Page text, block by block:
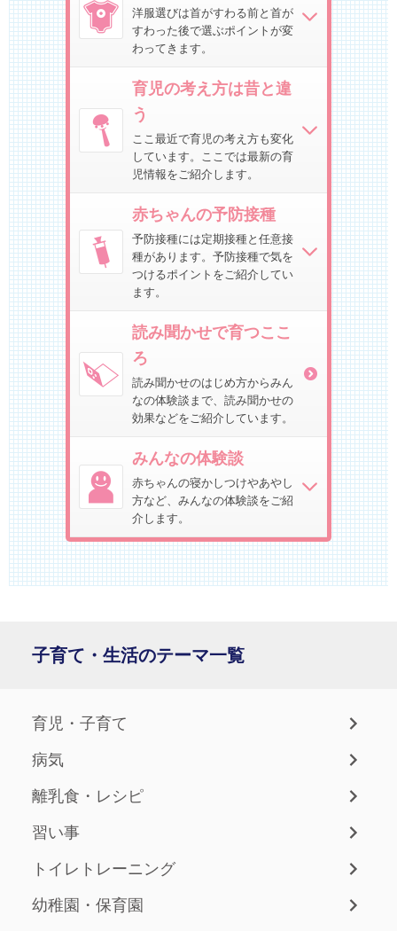
洋服選びは首がすわる前と首が
すわった後で選ぶポイントが変
わってきます。
育児の考え方は昔と違
う
ここ最近で育児の考え方も変化
しています。ここでは最新の育
児情報をご紹介します。
赤ちゃんの予防接種
予防接種には定期接種と任意接
種があります。予防接種で気を
つけるポイントをご紹介してい
ます。
読み聞かせで育つここ
ろ
読み聞かせのはじめ方からみん
なの体験談まで、読み聞かせの
効果などをご紹介しています。
みんなの体験談
赤ちゃんの寝かしつけやあやし
方など、みんなの体験談をご紹
介します。
子育て・生活のテーマ一覧
育児・子育て
病気
離乳食・レシピ
習い事
トイレトレーニング
幼稚園・保育園